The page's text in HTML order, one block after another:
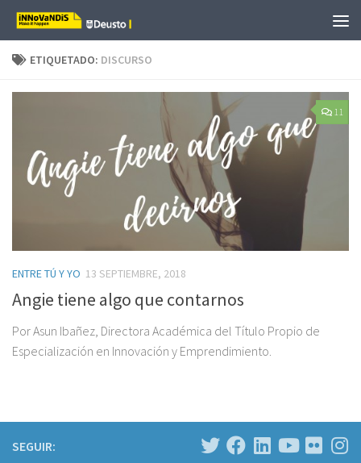
Saltar al contenido
ETIQUETADO: DISCURSO
11
ENTRE TÚ Y YO 13 SEPTIEMBRE, 2018
Angie tiene algo que contarnos
Por Asun Ibañez, Directora Académica del Título Propio de
Especialización en Innovación y Emprendimiento.
SEGUIR: